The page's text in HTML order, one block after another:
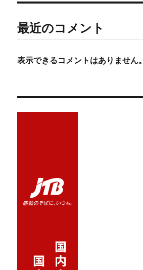
最近のコメント
表示できるコメントはありません。